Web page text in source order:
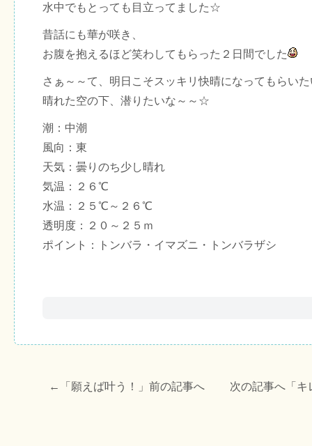
水中でもとっても目立ってました☆
昔話にも華が咲き、
お腹を抱えるほど笑わしてもらった２日間でした
さぁ～～て、明日こそスッキリ快晴になってもらい
晴れた空の下、潜りたいな～～☆
潮：中潮
風向：東
天気：曇りのち少し晴れ
気温：２６℃
水温：２５℃～２６℃
透明度：２０～２５ｍ
ポイント：トンバラ・イマズニ・トンバラザシ
←「 願えば叶う！ 」前の記事へ 次の記事へ「 キ